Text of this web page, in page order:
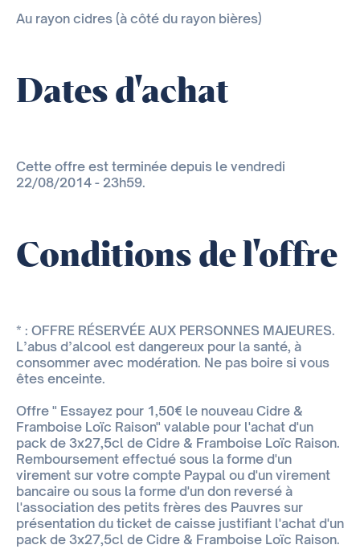
Au rayon cidres (à côté du rayon bières)
Dates d'achat
Cette offre est terminée depuis le vendredi
22/08/2014 - 23h59.
Conditions de l'offre
* : OFFRE RÉSERVÉE AUX PERSONNES MAJEURES.
L’abus d’alcool est dangereux pour la santé, à
consommer avec modération. Ne pas boire si vous
êtes enceinte.
Offre " Essayez pour 1,50€ le nouveau Cidre &
Framboise Loïc Raison" valable pour l'achat d'un
pack de 3x27,5cl de Cidre & Framboise Loïc Raison.
Remboursement effectué sous la forme d'un
virement sur votre compte Paypal ou d'un virement
bancaire ou sous la forme d'un don reversé à
l'association des petits frères des Pauvres sur
présentation du ticket de caisse justifiant l'achat d'un
pack de 3x27,5cl de Cidre & Framboise Loïc Raison.